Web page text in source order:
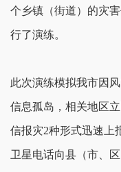
个乡镇（街道）的灾
行了演练。
此次演练模拟我市因
信息孤岛，相关地区
信报灾2种形式迅速上
卫星电话向县（市、